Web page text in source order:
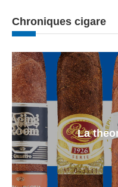
Chroniques cigare
La